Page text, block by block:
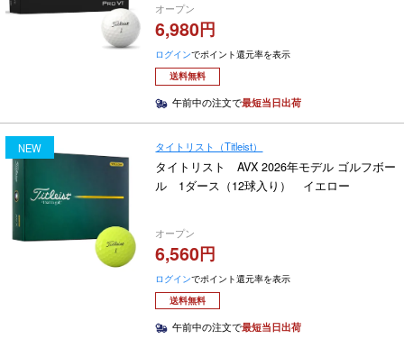
オープン
6,980
ログインでポイント還元率を表示
送料無料
午前中の注文で最短当日出荷
NEW タイトリスト（Titleist）
タイトリスト AVX 2026年モデル ゴルフボー
ル 1ダース（12球入り） イエロー
オープン
6,560
ログインでポイント還元率を表示
送料無料
午前中の注文で最短当日出荷